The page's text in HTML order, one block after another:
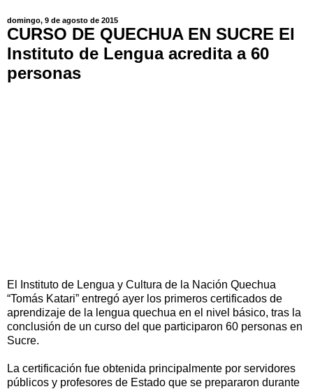
domingo, 9 de agosto de 2015
CURSO DE QUECHUA EN SUCRE El
Instituto de Lengua acredita a 60
personas
El Instituto de Lengua y Cultura de la Nación Quechua
“Tomás Katari” entregó ayer los primeros certificados de
aprendizaje de la lengua quechua en el nivel básico, tras la
conclusión de un curso del que participaron 60 personas en
Sucre.
La certificación fue obtenida principalmente por servidores
públicos y profesores de Estado que se prepararon durante